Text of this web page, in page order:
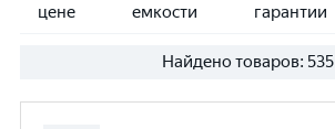
цене емкости гарантии
Найдено товаров: 535